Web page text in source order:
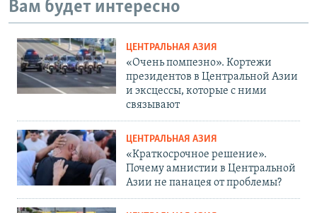
Вам будет интересно
ЦЕНТРАЛЬНАЯ АЗИЯ
«Очень помпезно». Кортежи
президентов в Центральной Азии
и эксцессы, которые с ними
связывают
ЦЕНТРАЛЬНАЯ АЗИЯ
«Краткосрочное решение».
Почему амнистии в Центральной
Азии не панацея от проблемы?